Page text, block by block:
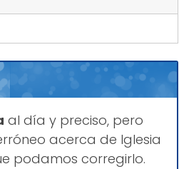
al día y preciso, pero
acerca de Iglesia
podamos corregirlo.